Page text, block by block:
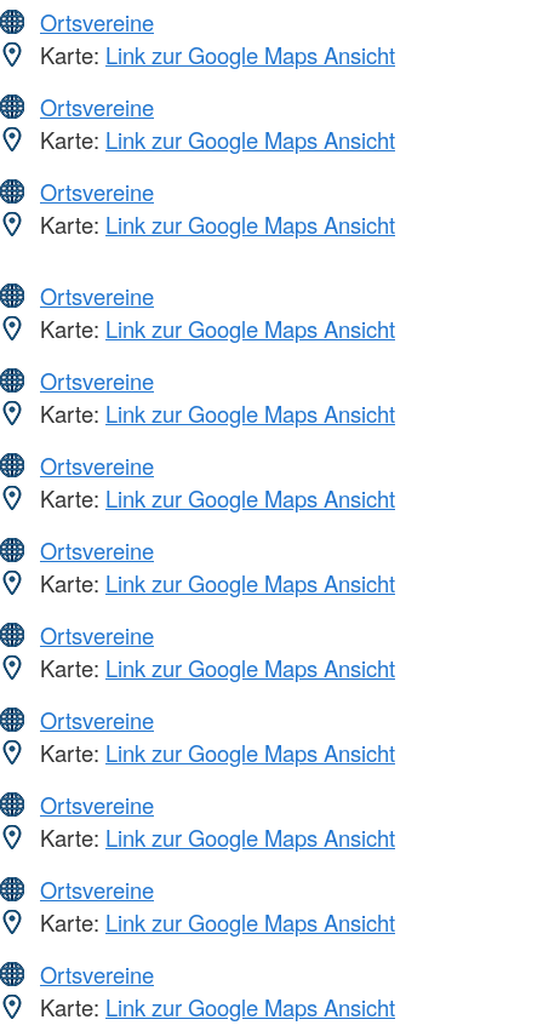
Ortsvereine
Karte: Link zur Google Maps Ansicht
Ortsvereine
Karte: Link zur Google Maps Ansicht
Ortsvereine
Karte: Link zur Google Maps Ansicht
Ortsvereine
Karte: Link zur Google Maps Ansicht
Ortsvereine
Karte: Link zur Google Maps Ansicht
Ortsvereine
Karte: Link zur Google Maps Ansicht
Ortsvereine
Karte: Link zur Google Maps Ansicht
Ortsvereine
Karte: Link zur Google Maps Ansicht
Ortsvereine
Karte: Link zur Google Maps Ansicht
Ortsvereine
Karte: Link zur Google Maps Ansicht
Ortsvereine
Karte: Link zur Google Maps Ansicht
Ortsvereine
Karte: Link zur Google Maps Ansicht